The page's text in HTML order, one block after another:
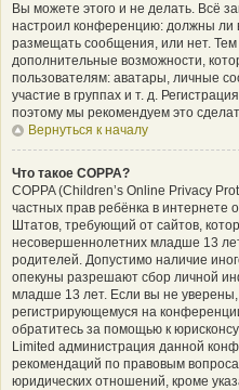
Вы можете этого и не делать. Всё
настроил конференцию: должны ли
размещать сообщения, или нет.
дополнительные возможности,
пользователям: аватары, личные
участие в группах и т. д.
поэтому мы рекомендуем это
Вернуться к началу
Что такое COPPA?
COPPA (Children’s Online Privacy
частных прав ребёнка в интернете
Штатов, требующий от сайтов,
несовершеннолетних младше 13
родителей. Допустимо наличие
опекуны разрешают сбор личной
младше 13 лет. Если вы не уверены,
регистрирующемуся на
обратитесь за помощью к
Limited администрация данной
рекомендаций по правовым
юридических отношений, кроме